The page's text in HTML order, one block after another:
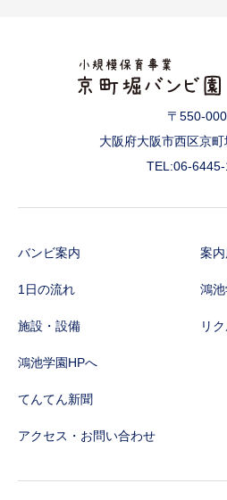
〒550-
大阪府大阪市西区京
TEL:06-
バンビ案内
1日の流れ
施設・設備
鴻池学園HPへ
てんてん新聞
アクセス・お問い合わせ
案
鴻
リ